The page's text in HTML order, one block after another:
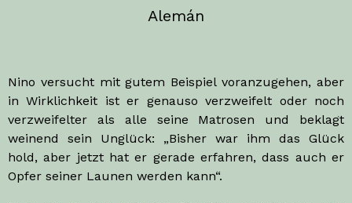
Alemán
Nino versucht mit gutem Beispiel voranzugehen, aber
in Wirklichkeit ist er genauso verzweifelt oder noch
verzweifelter als alle seine Matrosen und beklagt
weinend sein Unglück: „Bisher war ihm das Glück
hold, aber jetzt hat er gerade erfahren, dass auch er
Opfer seiner Launen werden kann“.